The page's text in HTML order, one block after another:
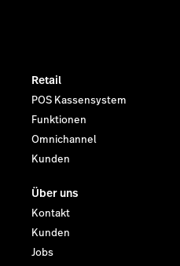
Retail
POS Kassensystem
Funktionen
Omnichannel
Kunden
Über uns
Kontakt
Kunden
Jobs